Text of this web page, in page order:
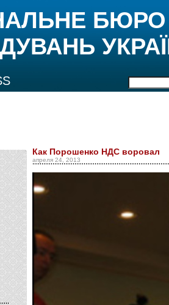
БЮРО
Как Порошенко НДС воровал
апреля 24, 2013